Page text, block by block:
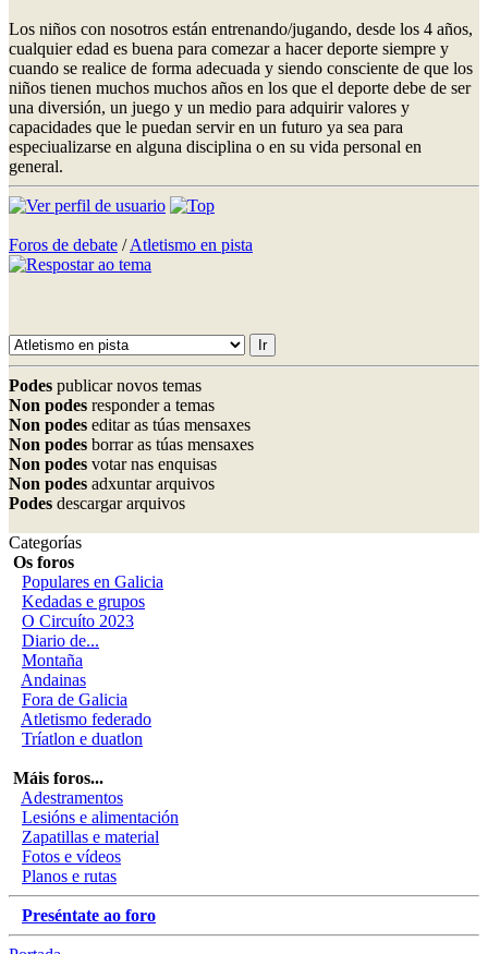
Los niños con nosotros están entrenando/jugando, desde los 4 años,
cualquier edad es buena para comezar a hacer deporte siempre y
cuando se realice de forma adecuada y siendo consciente de que los
niños tienen muchos muchos años en los que el deporte debe de ser
una diversión, un juego y un medio para adquirir valores y
capacidades que le puedan servir en un futuro ya sea para
especiualizarse en alguna disciplina o en su vida personal en
general.
Foros de debate /Atletismo en pista
Podes publicar novos temas
Non podes responder a temas
Non podes editar as túas mensaxes
Non podes borrar as túas mensaxes
Non podes votar nas enquisas
Non podes adxuntar arquivos
Podes descargar arquivos
Categorías
Os foros
Populares en Galicia
Kedadas e grupos
O Circuíto 2023
Diario de...
Montaña
Andainas
Fora de Galicia
Atletismo federado
Tríatlon e duatlon
Máis foros...
Adestramentos
Lesións e alimentación
Zapatillas e material
Fotos e vídeos
Planos e rutas
Preséntate ao foro